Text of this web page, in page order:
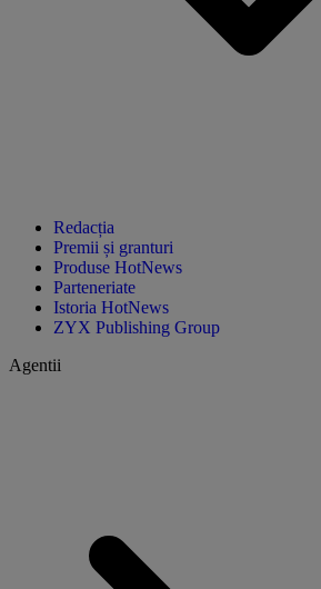
Redacția
Premii și granturi
Produse HotNews
Parteneriate
Istoria HotNews
ZYX Publishing Group
Agentii